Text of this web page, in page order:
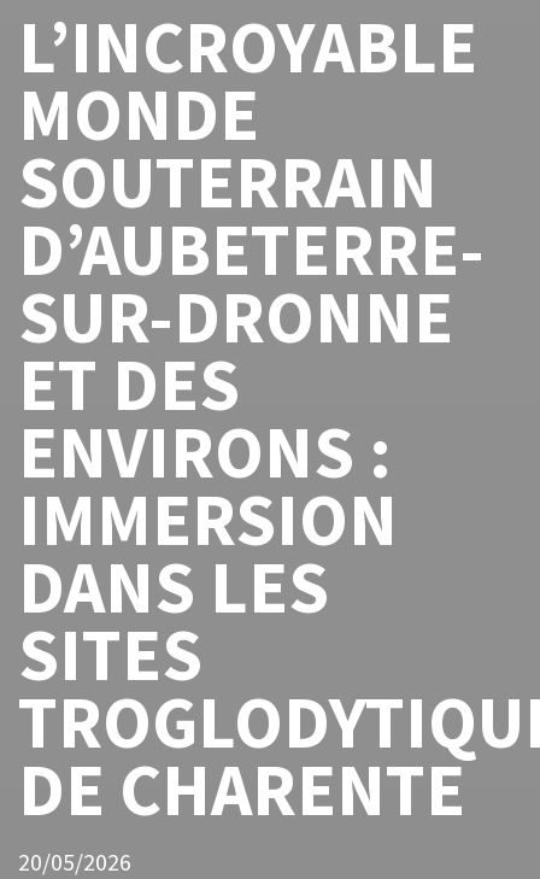
L’INCROYABLE
MONDE
SOUTERRAIN
D’AUBETERRE-
SUR-DRONNE
ET DES
ENVIRONS :
IMMERSION
DANS LES
SITES
DE CHARENTE
20/05/2026